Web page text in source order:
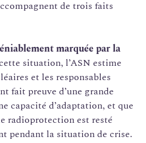
de trois faits
marquée par la
situation, l’ASN estime
et les responsables
fait preuve d’une grande
capacité d’adaptation, et que
radioprotection est resté
pendant la situation de crise.